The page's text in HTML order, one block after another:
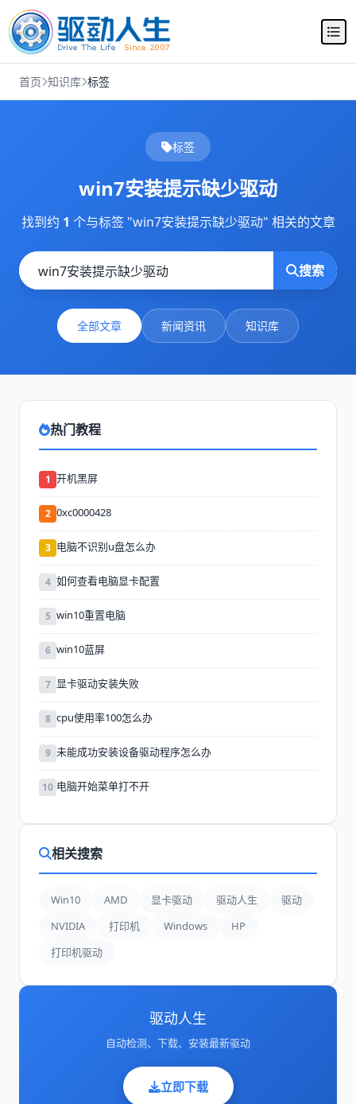
首页 知识库 标签
标签
win7安装提示缺少驱动
找到约 1 个与标签 "win7安装提示缺少驱动" 相关的文章
搜索
全部文章 新闻资讯 知识库
热门教程
1 开机黑屏
2 0xc0000428
3 电脑不识别u盘怎么办
4 如何查看电脑显卡配置
5 win10重置电脑
6 win10蓝屏
7 显卡驱动安装失败
8 cpu使用率100怎么办
9 未能成功安装设备驱动程序怎么办
10 电脑开始菜单打不开
相关搜索
Win10 AMD 显卡驱动 驱动人生
驱动
NVIDIA
打印机 Windows
HP
打印机驱动
驱动人生
自动检测、下载、安装最新驱动
立即下载